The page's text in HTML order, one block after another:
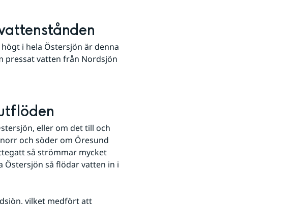
i hela Östersjön är denna
pressat vatten från Nordsjön
eller om det till och
och söder om Öresund
så strömmar mycket
Östersjön så flödar vatten in i
vilket medfört att